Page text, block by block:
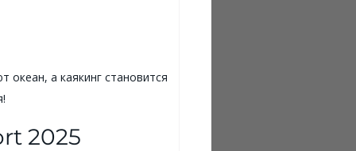
а каякинг становится
2025